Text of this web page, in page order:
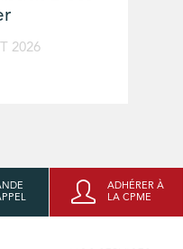
2026
ADHÉRER À
LA CPME